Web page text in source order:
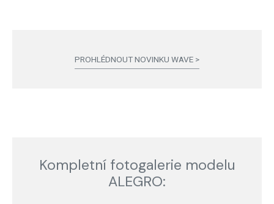
PROHLÉDNOUT NOVINKU WAVE >
Kompletní fotogalerie modelu
ALEGRO: